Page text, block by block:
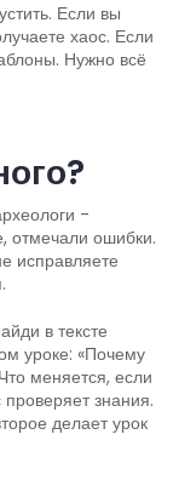
Если вы
хаос. Если
Нужно всё
-
отмечали ошибки.
исправляете
в тексте
уроке: «Почему
меняется, если
знания.
делает урок